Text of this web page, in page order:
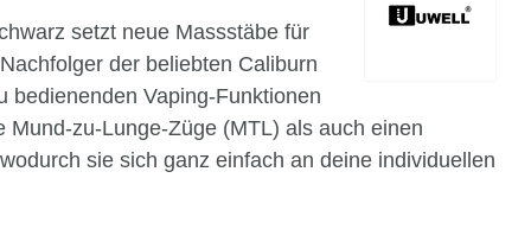
setzt neue Massstäbe für
der beliebten Caliburn
bedienenden Vaping-Funktionen
zu-Lunge-Züge (MTL) als auch einen
sie sich ganz einfach an deine individuellen